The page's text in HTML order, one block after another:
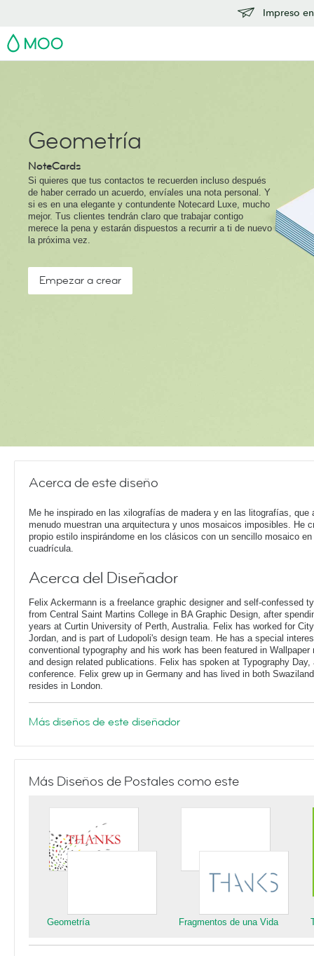
Impreso
MOO
Geometría
NoteCards
Si quieres que tus contactos te recuerden incluso después
de haber cerrado un acuerdo, envíales una nota personal. Y
si es en una elegante y contundente Notecard Luxe, mucho
mejor. Tus clientes tendrán claro que trabajar contigo
merece la pena y estarán dispuestos a recurrir a ti de nuevo
la próxima vez.
Empezar a crear
Acerca de este diseño
Me he inspirado en las xilografías de madera y en las litografías, que
menudo muestran una arquitectura y unos mosaicos imposibles. He
propio estilo inspirándome en los clásicos con un sencillo mosaico en
cuadrícula.
Acerca del Diseñador
Felix Ackermann is a freelance graphic designer and self-confessed
from Central Saint Martins College in BA Graphic Design, after
years at Curtin University of Perth, Australia. Felix has worked for
Jordan, and is part of Ludopoli's design team. He has a special
conventional typography and his work has been featured in
and design related publications. Felix has spoken at Typography
conference. Felix grew up in Germany and has lived in both
resides in London.
Más diseños de este diseñador
Más Diseños de Postales como este
Geometría Fragmentos de una Vida